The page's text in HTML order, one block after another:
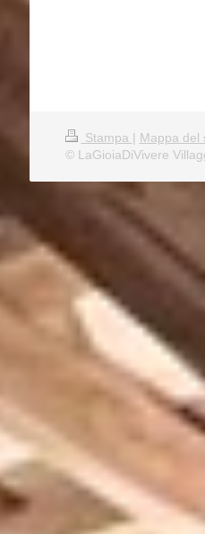
Stampa | Mappa del
© LaGioiaDiVivere